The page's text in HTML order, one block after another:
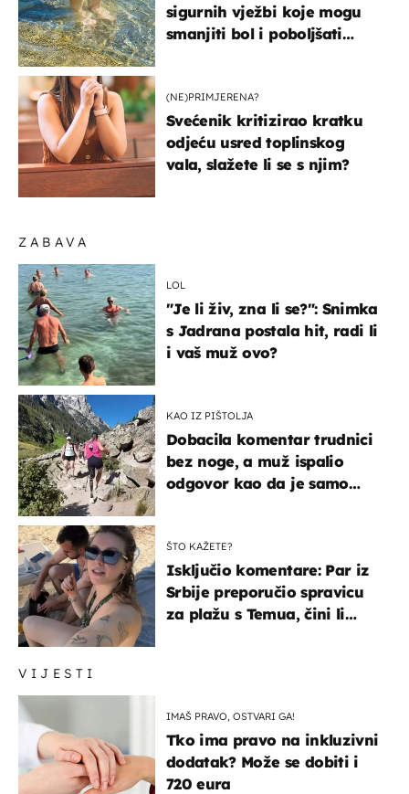
VIJESTI
IMAŠ PRAVO, OSTVARI GA!
Tko ima pravo na inkluzivni
dodatak? Može se dobiti i
720 eura
ZABAVA
LOL
"Je li živ, zna li se?": Snimka
s Jadrana postala hit, radi li
i vaš muž ovo?
KAO IZ PIŠTOLJA
Dobacila komentar trudnici
bez noge, a muž ispalio
odgovor kao da je samo
ŠTO KAŽETE?
Isključio komentare: Par iz
Srbije preporučio spravicu
za plažu s Temua, čini li
sigurnih vježbi koje mogu
smanjiti bol i poboljšati
(NE)PRIMJERENA?
Svećenik kritizirao kratku
odjeću usred toplinskog
vala, slažete li se s njim?